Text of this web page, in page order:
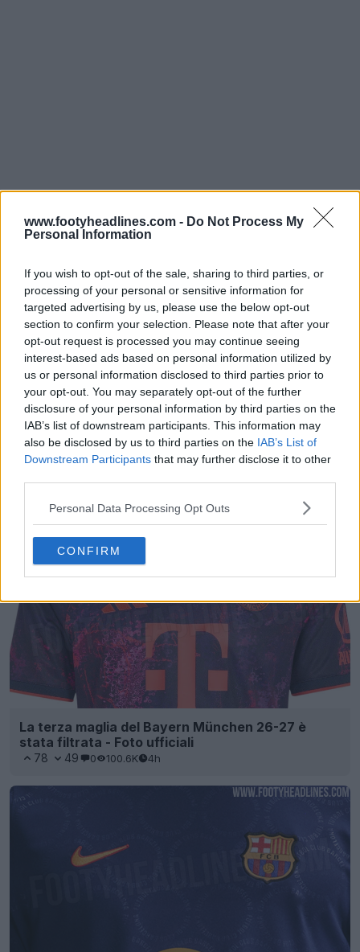
www.footyheadlines.com - Do Not Process My
Personal Information
If you wish to opt-out of the sale, sharing to third parties, or
processing of your personal or sensitive information for
targeted advertising by us, please use the below opt-out
section to confirm your selection. Please note that after your
opt-out request is processed you may continue seeing
interest-based ads based on personal information utilized by
us or personal information disclosed to third parties prior to
your opt-out. You may separately opt-out of the further
disclosure of your personal information by third parties on the
IAB’s list of downstream participants. This information may
also be disclosed by us to third parties on the IAB’s List of
Downstream Participants that may further disclose it to other
Personal Data Processing Opt Outs
CONFIRM
3 0 1K 1h
La terza maglia del Bayern München 26-27 è
stata filtrata - Foto ufficiali
78 49 0 100.6K 4h